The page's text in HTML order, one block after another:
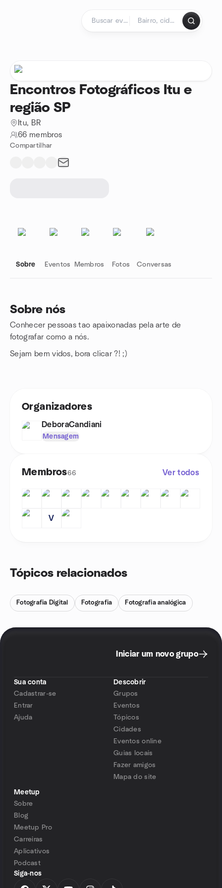
Encontros Fotográficos Itu e
região SP
Itu, BR
66 membros
Compartilhar
Sobre Eventos Membros Fotos Conversas
Sobre nós
Conhecer pessoas tao apaixonadas pela arte de
fotografar como a nós.
Sejam bem vidos, bora clicar ?! ;)
Links do grupo
Organizadores
DeboraCandiani
Mensagem
Membros66 Ver todos
V
Tópicos relacionados
Fotografia Digital Fotografia Fotografia analógica
Iniciar um novo grupo
Sua conta
Cadastrar-se
Entrar
Ajuda
Descobrir
Grupos
Eventos
Tópicos
Cidades
Eventos online
Guias locais
Fazer amigos
Mapa do site
Meetup
Sobre
Blog
Meetup Pro
Carreiras
Aplicativos
Podcast
Siga-nos